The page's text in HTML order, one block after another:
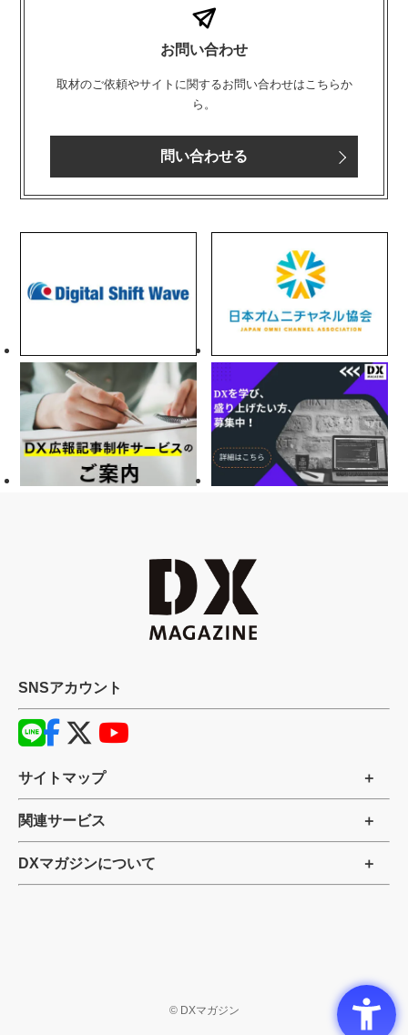
お問い合わせ
取材のご依頼やサイトに関するお問い合わせはこちらか
ら。
問い合わせる
SNSアカウント
サイトマップ
関連サービス
DXマガジンについて
©DXマガジン